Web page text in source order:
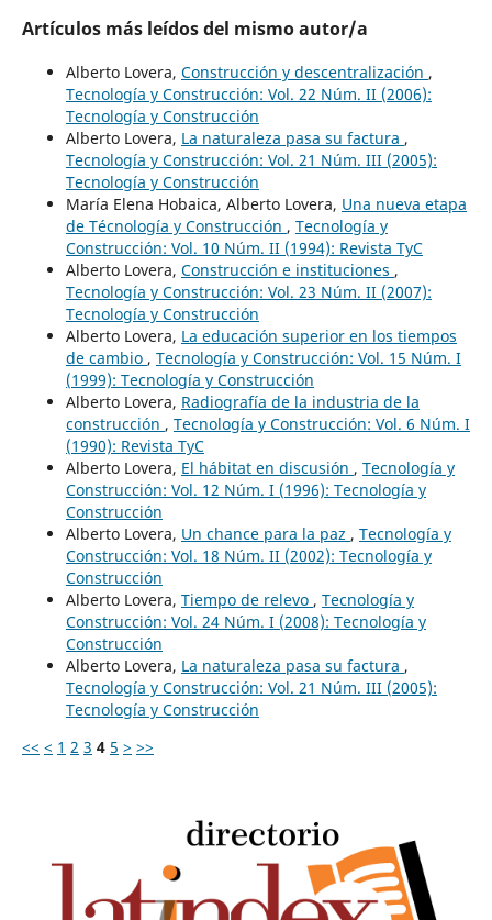
Artículos más leídos del mismo autor/a
Alberto Lovera, Construcción y descentralización ,
Tecnología y Construcción: Vol. 22 Núm. II (2006):
Tecnología y Construcción
Alberto Lovera, La naturaleza pasa su factura ,
Tecnología y Construcción: Vol. 21 Núm. III (2005):
Tecnología y Construcción
María Elena Hobaica, Alberto Lovera, Una nueva etapa
de Técnología y Construcción , Tecnología y
Construcción: Vol. 10 Núm. II (1994): Revista TyC
Alberto Lovera, Construcción e instituciones ,
Tecnología y Construcción: Vol. 23 Núm. II (2007):
Tecnología y Construcción
Alberto Lovera, La educación superior en los tiempos
de cambio , Tecnología y Construcción: Vol. 15 Núm. I
(1999): Tecnología y Construcción
Alberto Lovera, Radiografía de la industria de la
construcción , Tecnología y Construcción: Vol. 6 Núm. I
(1990): Revista TyC
Alberto Lovera, El hábitat en discusión , Tecnología y
Construcción: Vol. 12 Núm. I (1996): Tecnología y
Construcción
Alberto Lovera, Un chance para la paz , Tecnología y
Construcción: Vol. 18 Núm. II (2002): Tecnología y
Construcción
Alberto Lovera, Tiempo de relevo , Tecnología y
Construcción: Vol. 24 Núm. I (2008): Tecnología y
Construcción
Alberto Lovera, La naturaleza pasa su factura ,
Tecnología y Construcción: Vol. 21 Núm. III (2005):
Tecnología y Construcción
<< < 1 2 3 4 5 > >>